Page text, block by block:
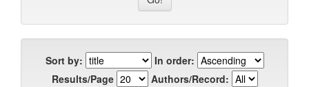
Sort by:
In order:
Results/Page
Authors/Record: